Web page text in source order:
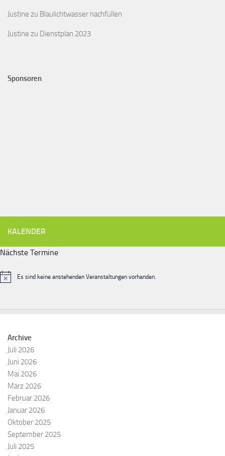
Justine zu Blaulichtwasser nachfüllen
Justine zu Dienstplan 2023
Sponsoren
KALENDER
Nächste Termine
HinweisEs sind keine anstehenden Veranstaltungen vorhanden.
Archive
Juli 2026
Juni 2026
Mai 2026
März 2026
Februar 2026
Januar 2026
Oktober 2025
September 2025
Juli 2025